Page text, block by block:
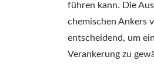
führen kann. Die
chemischen Ankers
entscheidend, um
Verankerung zu